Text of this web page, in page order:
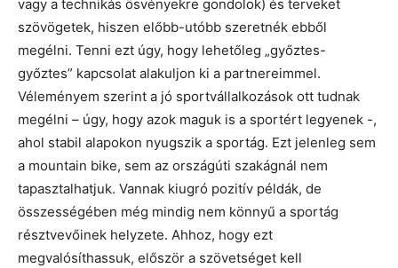
vagy a technikás ösvényekre gondolok) és terveket
szövögetek, hiszen előbb-utóbb szeretnék ebből
megélni. Tenni ezt úgy, hogy lehetőleg „győztes-
győztes” kapcsolat alakuljon ki a partnereimmel.
Véleményem szerint a jó sportvállalkozások ott tudnak
megélni – úgy, hogy azok maguk is a sportért legyenek -,
ahol stabil alapokon nyugszik a sportág. Ezt jelenleg sem
a mountain bike, sem az országúti szakágnál nem
tapasztalhatjuk. Vannak kiugró pozitív példák, de
összességében még mindig nem könnyű a sportág
résztvevőinek helyzete. Ahhoz, hogy ezt
megvalósíthassuk, először a szövetséget kell